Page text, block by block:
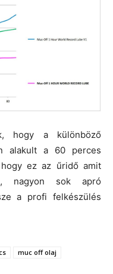
hogy a különböző
alakult a 60 perces
ez az űridő amit
nagyon sok apró
a profi felkészülés
muc off olaj